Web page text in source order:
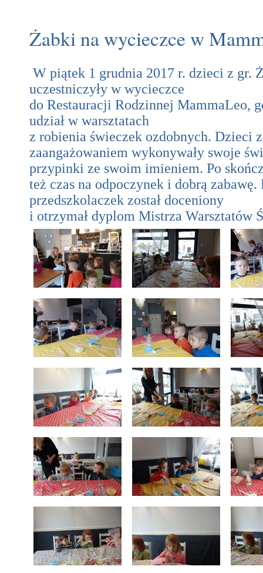
Żabki na wycieczce w
W piątek 1 grudnia 2017 r. dzieci z gr.
uczestniczyły w wycieczce
do Restauracji Rodzinnej MammaLeo,
udział w warsztatach
z robienia świeczek ozdobnych. Dzieci z
zaangażowaniem wykonywały swoje
przypinki ze swoim imieniem. Po
też czas na odpoczynek i dobrą zabawę.
przedszkolaczek został doceniony
i otrzymał dyplom Mistrza Warsztatów